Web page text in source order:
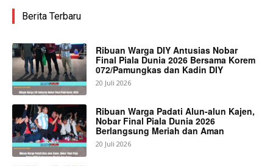
Berita Terbaru
Ribuan Warga DIY Antusias Nobar
Final Piala Dunia 2026 Bersama Korem
072/Pamungkas dan Kadin DIY
20 Juli 2026
Ribuan Warga Padati Alun-alun Kajen,
Nobar Final Piala Dunia 2026
Berlangsung Meriah dan Aman
20 Juli 2026